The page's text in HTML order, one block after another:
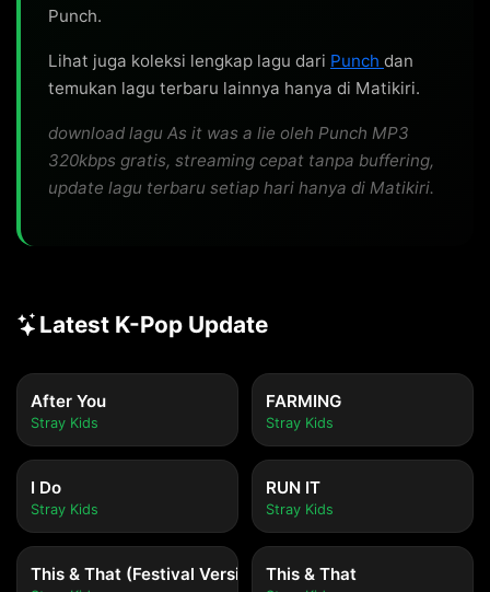
Punch.
Lihat juga koleksi lengkap lagu dari Punch dan
temukan lagu terbaru lainnya hanya di Matikiri.
download lagu As it was a lie oleh Punch MP3
320kbps gratis, streaming cepat tanpa buffering,
update lagu terbaru setiap hari hanya di Matikiri.
Latest K-Pop Update
After You
Stray Kids
FARMING
Stray Kids
I Do
Stray Kids
RUN IT
Stray Kids
This & That (Festival Version) This & That